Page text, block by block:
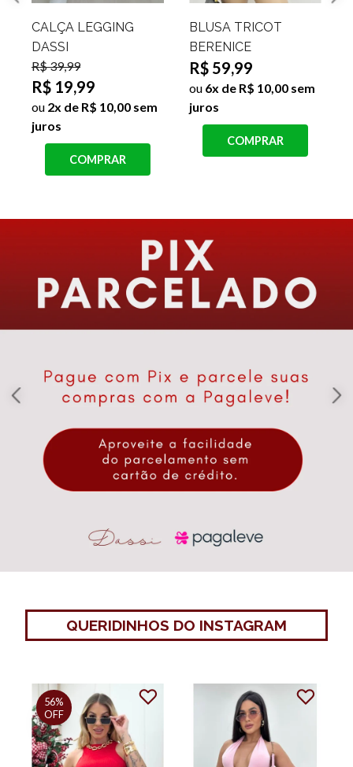
CALÇA LEGGING
DASSI
R$ 39,99
R$ 19,99
ou 2x de R$ 10,00 sem
juros
COMPRAR
BLUSA TRICOT
BERENICE
R$ 59,99
ou 6x de R$ 10,00 sem
juros
COMPRAR
QUERIDINHOS DO INSTAGRAM
56%
OFF